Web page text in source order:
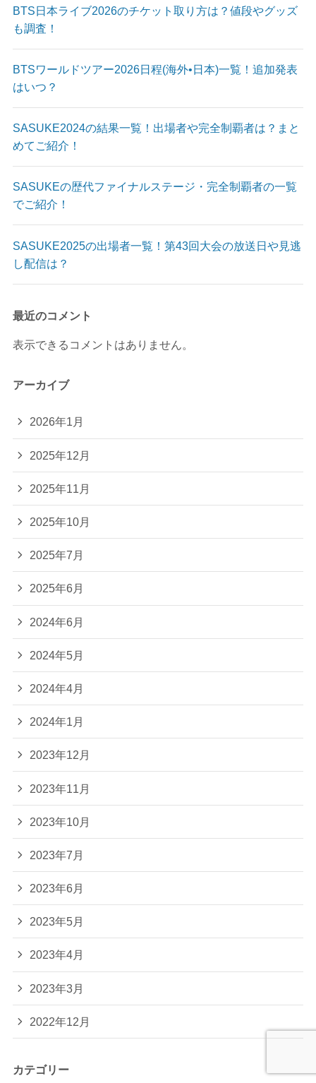
BTS日本ライブ2026のチケット取り方は？値段やグッズ
も調査！
BTSワールドツアー2026日程(海外•日本)一覧！追加発表
はいつ？
SASUKE2024の結果一覧！出場者や完全制覇者は？まと
めてご紹介！
SASUKEの歴代ファイナルステージ・完全制覇者の一覧
でご紹介！
SASUKE2025の出場者一覧！第43回大会の放送日や見逃
し配信は？
最近のコメント
表示できるコメントはありません。
アーカイブ
2026年1月
2025年12月
2025年11月
2025年10月
2025年7月
2025年6月
2024年6月
2024年5月
2024年4月
2024年1月
2023年12月
2023年11月
2023年10月
2023年7月
2023年6月
2023年5月
2023年4月
2023年3月
2022年12月
カテゴリー